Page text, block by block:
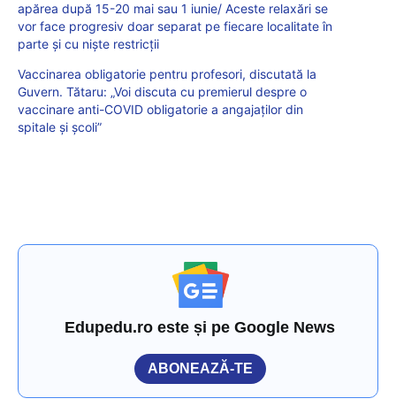
apărea după 15-20 mai sau 1 iunie/ Aceste relaxări se
vor face progresiv doar separat pe fiecare localitate în
parte şi cu nişte restricţii
Vaccinarea obligatorie pentru profesori, discutată la
Guvern. Tătaru: „Voi discuta cu premierul despre o
vaccinare anti-COVID obligatorie a angajaților din
spitale și școli”
Edupedu.ro este și pe Google News
ABONEAZĂ-TE